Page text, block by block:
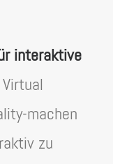
interaktive
machen
zu